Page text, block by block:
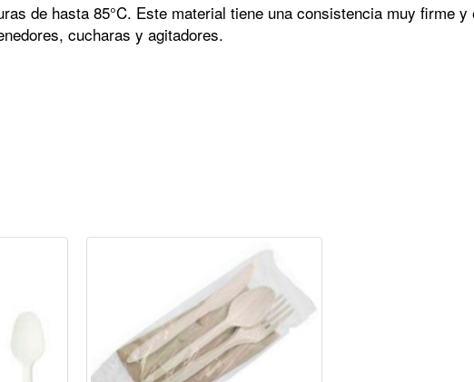
de hasta 85°C. Este material tiene una consistencia muy firme y
cucharas y agitadores.